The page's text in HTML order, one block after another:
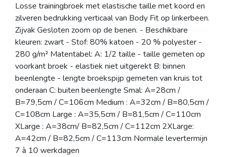
Losse trainingbroek met elastische taille met koord en
zilveren bedrukking verticaal van Body Fit op linkerbeen.
Zijvak Gesloten zoom op de benen. - Beschikbare
kleuren: zwart - Stof: 80% katoen - 20 % polyester -
280 g/m² Matentabel: A: 1/2 taille - taille gemeten op
voorkant broek - elastiek niet uitgerekt B: binnen
beenlengte - lengte broekspijp gemeten van kruis tot
onderaan C: buiten beenlengte Smal: A=28cm /
B=79,5cm / C=106cm Medium : A=32cm / B=80,5cm /
C=108cm Large : A=35,5cm / B=81,5cm / C=110cm
XLarge : A=38cm/ B=82,5cm / C=112cm 2XLarge:
A=42cm / B=82,5cm / C=113cm Normale levertermijn
7 à 10 werkdagen